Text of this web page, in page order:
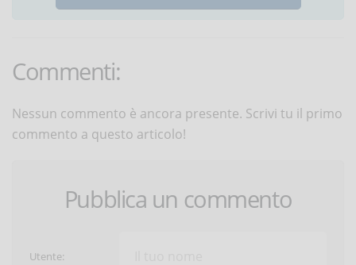
Commenti:
Nessun commento è ancora presente. Scrivi tu il primo
commento a questo articolo!
Pubblica un commento
Utente: